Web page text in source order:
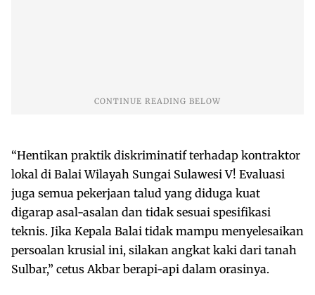
“Hentikan praktik diskriminatif terhadap kontraktor
lokal di Balai Wilayah Sungai Sulawesi V! Evaluasi
juga semua pekerjaan talud yang diduga kuat
digarap asal-asalan dan tidak sesuai spesifikasi
teknis. Jika Kepala Balai tidak mampu menyelesaikan
persoalan krusial ini, silakan angkat kaki dari tanah
Sulbar,” cetus Akbar berapi-api dalam orasinya.